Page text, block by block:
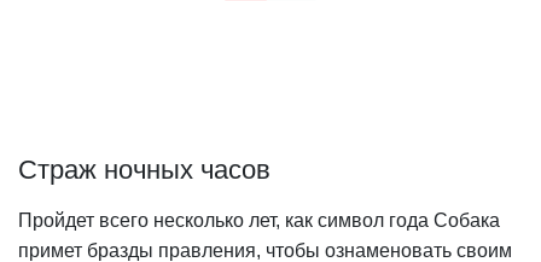
Страж ночных часов
Пройдет всего несколько лет, как символ года Собака
примет бразды правления, чтобы ознаменовать своим